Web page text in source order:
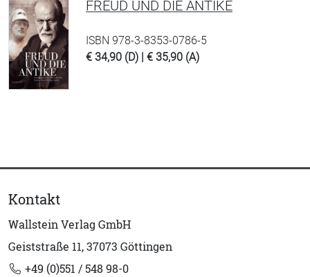
FREUD UND DIE ANTIKE
ISBN 978-3-8353-0786-5
€ 34,90 (D) | € 35,90 (A)
Kontakt
Wallstein Verlag GmbH
Geiststraße 11, 37073 Göttingen
+49 (0)551 / 548 98-0